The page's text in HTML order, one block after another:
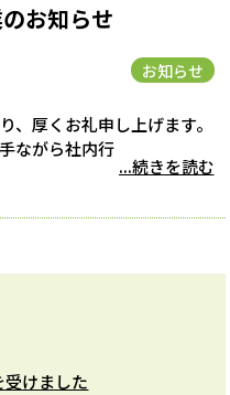
お知らせ
お知らせ
厚くお礼申し上げます。
ながら社内行
...続きを読む
受けました